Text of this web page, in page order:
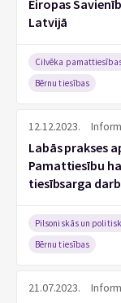
Eiropas
Latvijā
Cilvēka
Bērnu tiesības
12.12.2023.
Labās prakses
Pamattiesību
tiesībsarga
Pilsoniskās un
Bērnu tiesības
21.07.2023.